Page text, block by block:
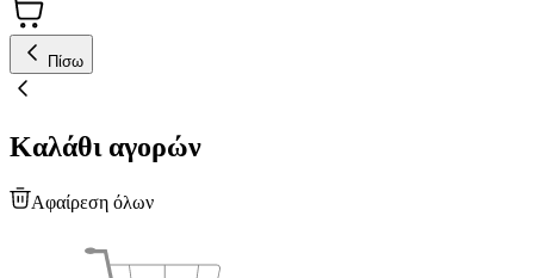
Πίσω
Καλάθι αγορών
Αφαίρεση όλων